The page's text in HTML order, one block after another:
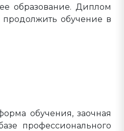
образование. Диплом
продолжить обучение в
обучения, заочная
профессионального